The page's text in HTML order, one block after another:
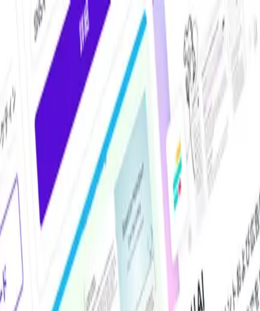
向けAIツール・サービス比較メディア。掲載サービス数2,000件超・掲